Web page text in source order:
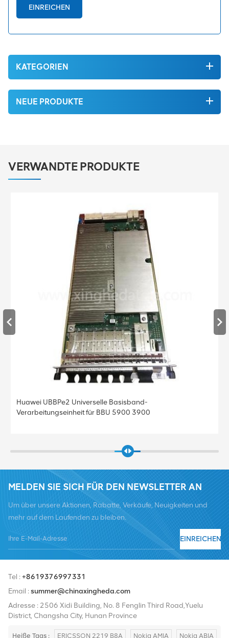
EINREICHEN
KATEGORIEN
NEUE PRODUKTE
VERWANDTE PRODUKTE
Huawei UBBPe4 Universelle Basisband-
Verarbeitungseinheit für BBU 5900 3900
MELDEN SIE SICH FÜR DEN NEWSLETTER AN
Um über unsere Aktionen, Rabatte, Verkäufe, Neuigkeiten und
mehr auf dem Laufenden zu bleiben.
EINREICHEN
Tel :+8619376997331
Email :summer@chinaxingheda.com
Adresse : 2506 Xidi Building, No. 8 Fenglin Third Road,Yuelu
District, Changsha City, Hunan Province
Heiße Tags : ERICSSON 2219 B8A Nokia AMIA Nokia ABIA